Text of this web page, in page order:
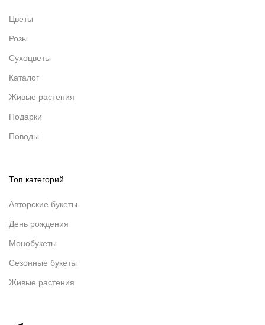
Цветы
Розы
Сухоцветы
Каталог
Живые растения
Подарки
Поводы
Топ категорий
Авторские букеты
День рождения
Монобукеты
Сезонные букеты
Живые растения